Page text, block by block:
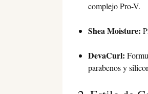
complejo Pro-V.
Shea Moisture:
DevaCurl:
parabenos y